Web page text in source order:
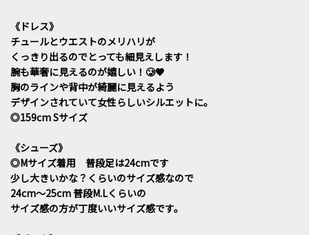
《ドレス》
チュールとウエストのメリハリが
くっきり出るのでとっても細見えします！
腕も華奢に見えるのが嬉しい！🥲🧡
胸のラインや背中が綺麗に見えるよう
デザインされていて女性らしいシルエットに。
◎159cm Sサイズ
《シューズ》
◎Mサイズ着用 普段足は24cmです
少し大きいかな？くらいのサイズ感なので
24cm〜25cm 普段M.Lくらいの
サイズ感の方が丁度いいサイズ感です。